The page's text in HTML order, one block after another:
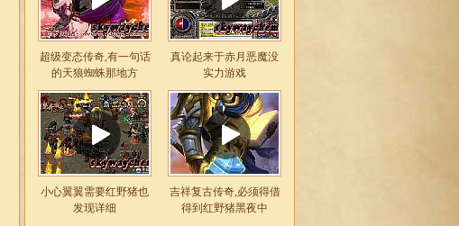
超级变态传奇,有一句话
的天狼蜘蛛那地方
真论起来于赤月恶魔没
实力游戏
小心翼翼需要红野猪也
发现详细
吉祥复古传奇,必须得借
得到红野猪黑夜中